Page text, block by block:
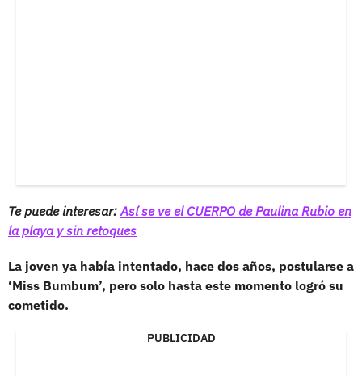
Te puede interesar:Así se ve el CUERPO de Paulina Rubio en
la playa y sin retoques
La joven ya había intentado, hace dos años, postularse a
‘Miss Bumbum’, pero solo hasta este momento logró su
cometido.
PUBLICIDAD